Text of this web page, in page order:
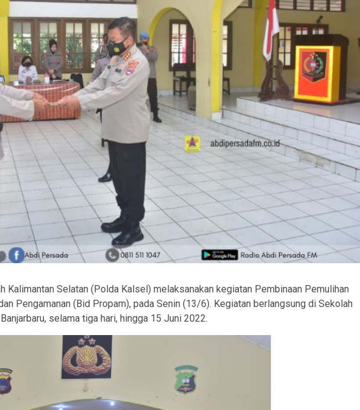
Kalimantan Selatan (Polda Kalsel) melaksanakan kegiatan Pembinaan Pemulihan
Pengamanan (Bid Propam), pada Senin (13/6). Kegiatan berlangsung di Sekolah
selama tiga hari, hingga 15 Juni 2022.
//1